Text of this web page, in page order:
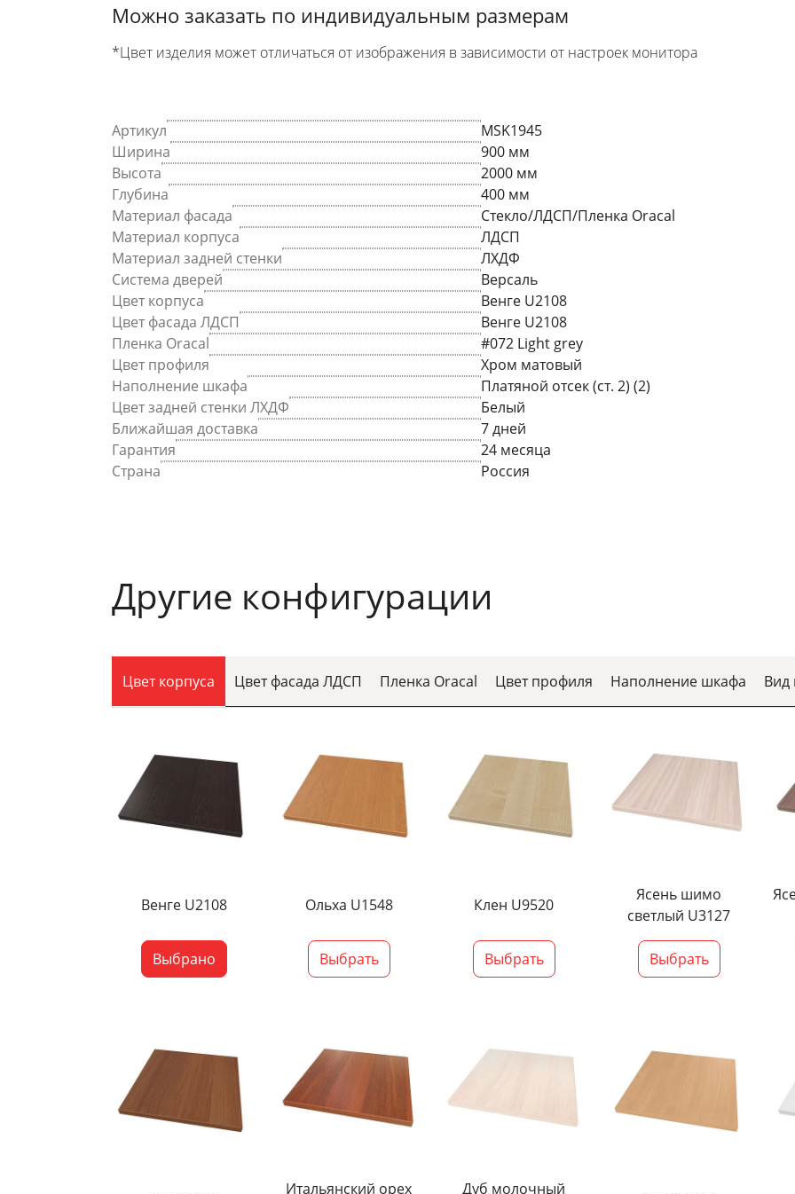
Можно заказать по индивидуальным размерам
*Цвет изделия может отличаться от изображения в зависимости от настроек монитора
Артикул
MSK1945
Ширина
900 мм
Высота
2000 мм
Глубина
400 мм
Материал фасада
Стекло/ЛДСП/Пленка Oracal
Материал корпуса
ЛДСП
Материал задней стенки
ЛХДФ
Система дверей
Версаль
Цвет корпуса
Венге U2108
Цвет фасада ЛДСП
Венге U2108
Пленка Oracal
#072 Light grey
Цвет профиля
Хром матовый
Наполнение шкафа
Платяной отсек (ст. 2) (2)
Цвет задней стенки ЛХДФ
Белый
Ближайшая доставка
7 дней
Гарантия
24 месяца
Страна
Россия
Другие конфигурации
Цвет корпуса Цвет фасада ЛДСП Пленка Oracal Цвет профиля Наполнение шкафа Вид
Венге U2108
Выбрано
Ольха U1548
Выбрать
Клен U9520
Выбрать
Ясень шимо
светлый U3127
Выбрать
Итальянский орех
Дуб молочный